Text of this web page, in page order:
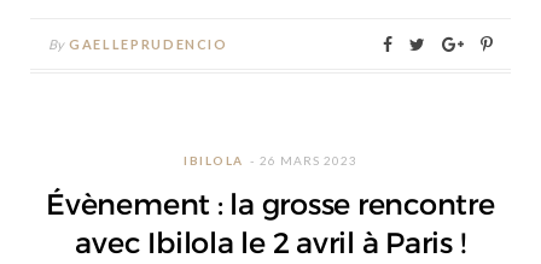
By GAELLEPRUDENCIO
IBILOLA 26 MARS 2023
Évènement : la grosse rencontre
avec Ibilola le 2 avril à Paris !